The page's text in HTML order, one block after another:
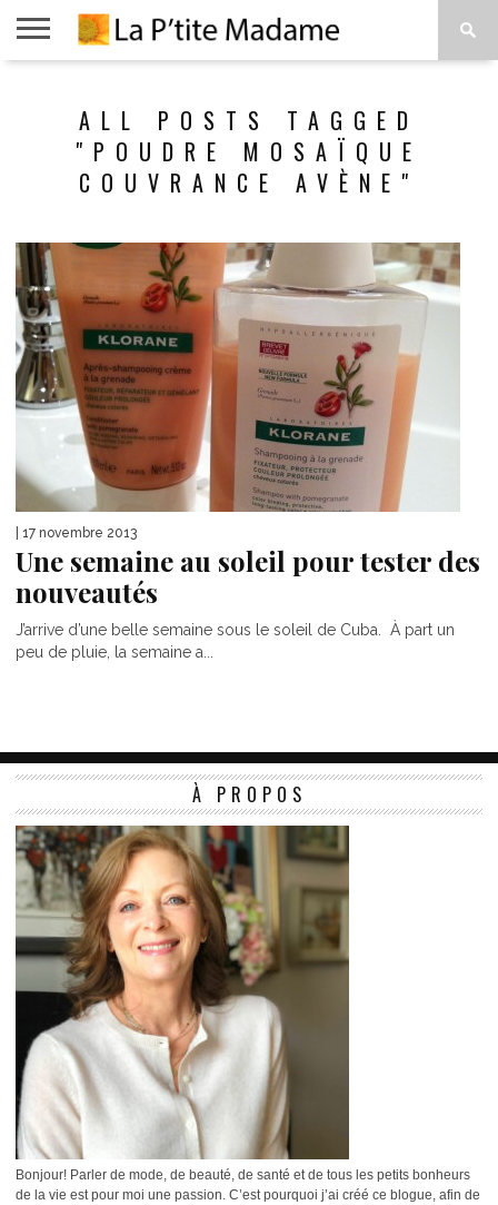
VIVRE
PROPOSALL POSTS TAGGED
"POUDRE MOSAÏQUE
COUVRANCE AVÈNE"
| 17 novembre 2013
Une semaine au soleil pour tester des
nouveautés
J’arrive d’une belle semaine sous le soleil de Cuba. À part un
peu de pluie, la semaine a...
À PROPOS
Bonjour! Parler de mode, de beauté, de santé et de tous les petits bonheurs
de la vie est pour moi une passion. C’est pourquoi j’ai créé ce blogue, afin de